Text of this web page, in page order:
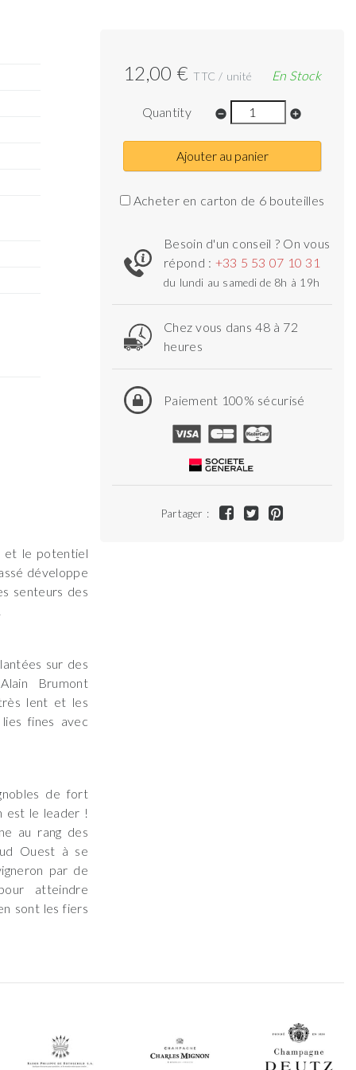
12,00 € TTC / unité En Stock
Quantity remove_circle add_circle
Ajouter au panier
Acheter en carton de 6 bouteilles
Besoin d'un conseil ? On vous
répond : +33 5 53 07 10 31
du lundi au samedi de 8h à 19h
Chez vous dans 48 à 72
heures
Paiement 100% sécurisé
Partager :
et le potentiel
développe
senteurs des
sur des
Brumont
lent et les
fines avec
de fort
est le leader !
au rang des
Ouest à se
par de
atteindre
sont les fiers